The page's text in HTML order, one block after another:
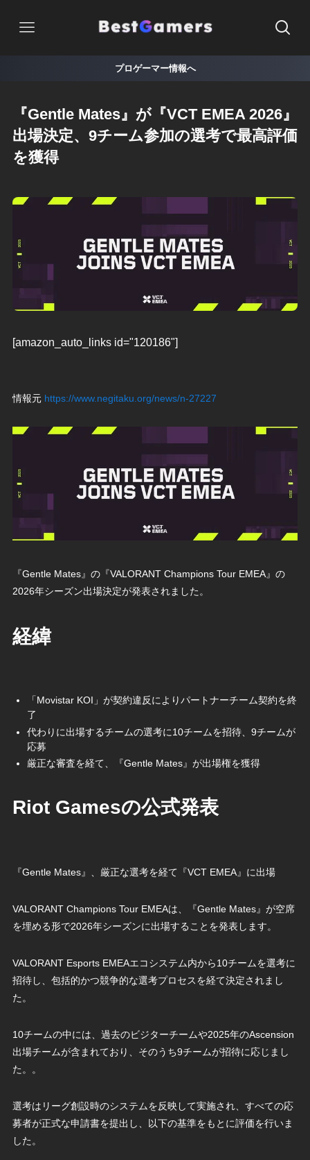
プロゲーマー情報へ
『Gentle Mates』が『VCT EMEA 2026』
出場決定、9チーム参加の選考で最高評価
を獲得
[amazon_auto_links id="120186"]
情報元 https://www.negitaku.org/news/n-27227
『Gentle Mates』の『VALORANT Champions Tour EMEA』の
2026年シーズン出場決定が発表されました。
経緯
「Movistar KOI」が契約違反によりパートナーチーム契約を終
了
代わりに出場するチームの選考に10チームを招待、9チームが
応募
厳正な審査を経て、『Gentle Mates』が出場権を獲得
Riot Gamesの公式発表
『Gentle Mates』、厳正な選考を経て『VCT EMEA』に出場
VALORANT Champions Tour EMEAは、『Gentle Mates』が空席
を埋める形で2026年シーズンに出場することを発表します。
VALORANT Esports EMEAエコシステム内から10チームを選考に
招待し、包括的かつ競争的な選考プロセスを経て決定されまし
た。
10チームの中には、過去のビジターチームや2025年のAscension
出場チームが含まれており、そのうち9チームが招待に応じまし
た。。
選考はリーグ創設時のシステムを反映して実施され、すべての応
募者が正式な申請書を提出し、以下の基準をもとに評価を行いま
した。